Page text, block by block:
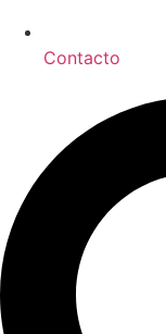
Contacto